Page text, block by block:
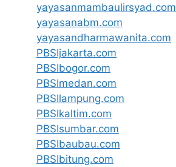
yayasanmambaulirsyad.com
yayasanabm.com
yayasandharmawanita.com
PBSIjakarta.com
PBSIbogor.com
PBSImedan.com
PBSIlampung.com
PBSIkaltim.com
PBSIsumbar.com
PBSIbaubau.com
PBSIbitung.com